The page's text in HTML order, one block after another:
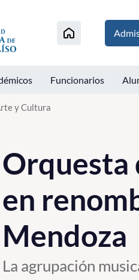
contenido
Funcionarios
y Cultura
Orquesta
en
Mendoza
La agrupación